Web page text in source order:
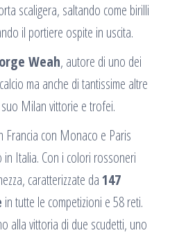
scaligera, saltando come birilli
il portiere ospite in uscita.
Weah, autore di uno dei
ma anche di tantissime altre
Milan vittorie e trofei.
Francia con Monaco e Paris
Italia. Con i colori rossoneri
caratterizzate da147
in tutte le competizioni e 58 reti.
alla vittoria di due scudetti, uno